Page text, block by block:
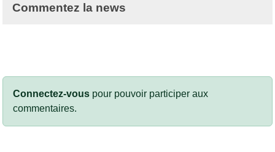
Commentez la news
Connectez-vous pour pouvoir participer aux
commentaires.